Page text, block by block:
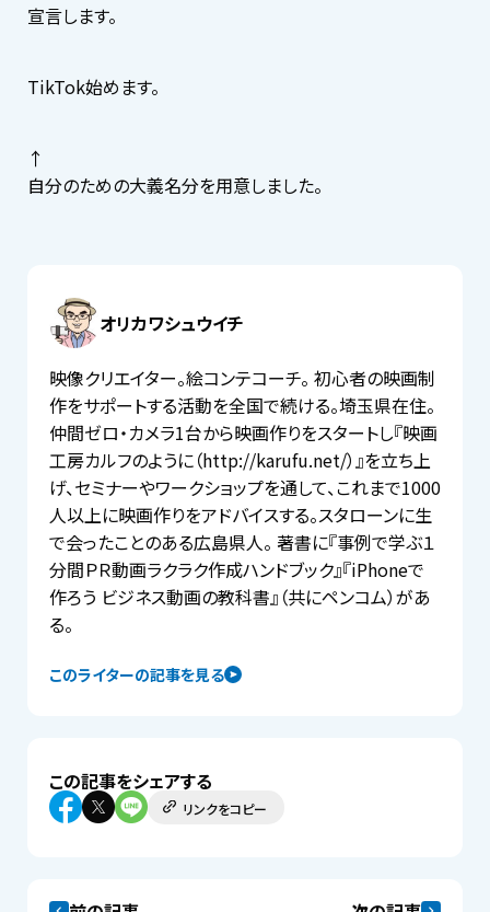
宣言します。
TikTok始めます。
↑
自分のための大義名分を用意しました。
オリカワシュウイチ
このライターの記事を見る
映像クリエイター。絵コンテコーチ。 初心者の映画制
作をサポートする活動を全国で続ける。埼玉県在住。
仲間ゼロ・カメラ1台から映画作りをスタートし『映画
工房カルフのように（http://karufu.net/）』を立ち上
げ、セミナーやワークショップを通して、これまで1000
人以上に映画作りをアドバイスする。スタローンに生
で会ったことのある広島県人。 著書に『事例で学ぶ１
分間ＰＲ動画ラクラク作成ハンドブック』『iPhoneで
作ろう ビジネス動画の教科書』（共にペンコム）があ
る。
この記事をシェアする
リンクをコピー